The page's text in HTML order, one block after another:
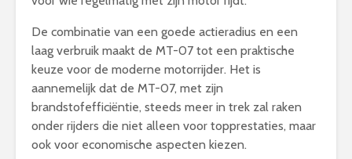
De combinatie van een goede actieradius en een
laag verbruik maakt de MT-07 tot een praktische
keuze voor de moderne motorrijder. Het is
aannemelijk dat de MT-07, met zijn
brandstofefficiëntie, steeds meer in trek zal raken
onder rijders die niet alleen voor topprestaties, maar
ook voor economische aspecten kiezen.